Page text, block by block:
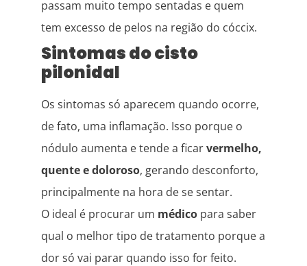
passam muito tempo sentadas e quem
tem excesso de pelos na região do cóccix.
Sintomas do cisto
pilonidal
Os sintomas só aparecem quando ocorre,
de fato, uma inflamação. Isso porque o
nódulo aumenta e tende a ficarvermelho,
quente e doloroso, gerando desconforto,
principalmente na hora de se sentar.
O ideal é procurar um médico para saber
qual o melhor tipo de tratamento porque a
dor só vai parar quando isso for feito.